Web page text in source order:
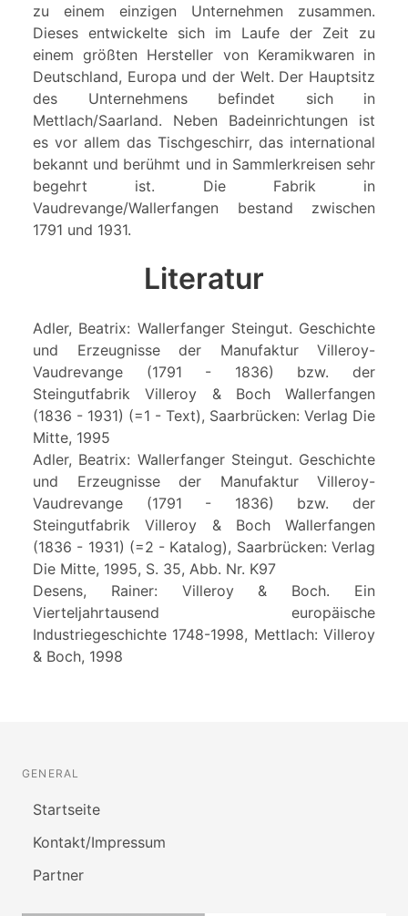
zu einem einzigen Unternehmen zusammen.
Dieses entwickelte sich im Laufe der Zeit zu
einem größten Hersteller von Keramikwaren in
Deutschland, Europa und der Welt. Der Hauptsitz
des Unternehmens befindet sich in
Mettlach/Saarland. Neben Badeinrichtungen ist
es vor allem das Tischgeschirr, das international
bekannt und berühmt und in Sammlerkreisen sehr
begehrt ist. Die Fabrik in
Vaudrevange/Wallerfangen bestand zwischen
1791 und 1931.
Literatur
Adler, Beatrix: Wallerfanger Steingut. Geschichte
und Erzeugnisse der Manufaktur Villeroy-
Vaudrevange (1791 - 1836) bzw. der
Steingutfabrik Villeroy & Boch Wallerfangen
(1836 - 1931) (=1 - Text), Saarbrücken: Verlag Die
Mitte, 1995
Adler, Beatrix: Wallerfanger Steingut. Geschichte
und Erzeugnisse der Manufaktur Villeroy-
Vaudrevange (1791 - 1836) bzw. der
Steingutfabrik Villeroy & Boch Wallerfangen
(1836 - 1931) (=2 - Katalog), Saarbrücken: Verlag
Die Mitte, 1995, S. 35, Abb. Nr. K97
Desens, Rainer: Villeroy & Boch. Ein
Vierteljahrtausend europäische
Industriegeschichte 1748-1998, Mettlach: Villeroy
& Boch, 1998
GENERAL
Startseite
Kontakt/Impressum
Partner